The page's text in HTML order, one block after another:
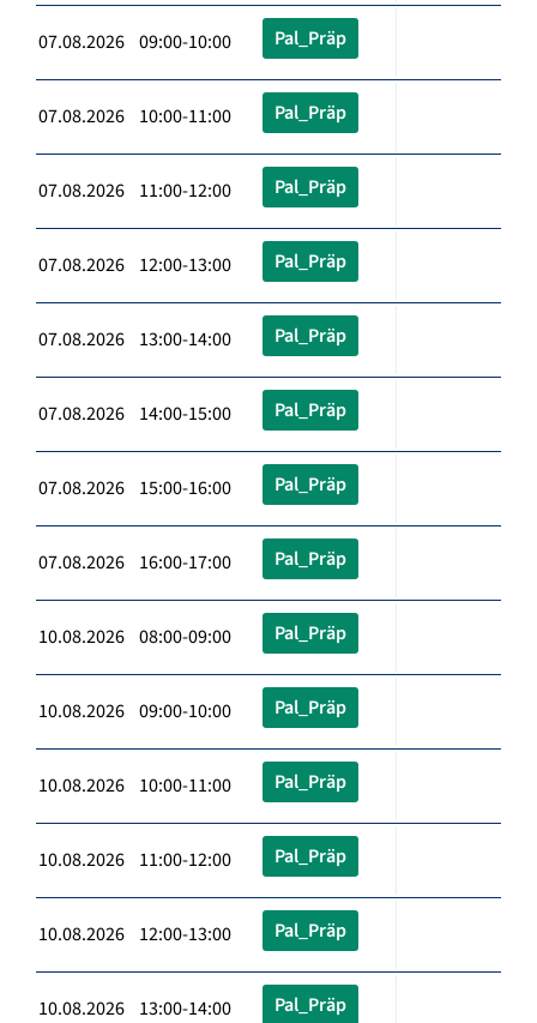
07.08.2026 09:00-10:00 Pal_Präp
07.08.2026 10:00-11:00 Pal_Präp
07.08.2026 11:00-12:00 Pal_Präp
07.08.2026 12:00-13:00 Pal_Präp
07.08.2026 13:00-14:00 Pal_Präp
07.08.2026 14:00-15:00 Pal_Präp
07.08.2026 15:00-16:00 Pal_Präp
07.08.2026 16:00-17:00 Pal_Präp
10.08.2026 08:00-09:00 Pal_Präp
10.08.2026 09:00-10:00 Pal_Präp
10.08.2026 10:00-11:00 Pal_Präp
10.08.2026 11:00-12:00 Pal_Präp
10.08.2026 12:00-13:00 Pal_Präp
10.08.2026 13:00-14:00 Pal_Präp